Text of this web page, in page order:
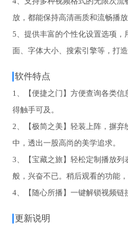
放，都能保持高清画质和流畅播
5、提供丰富的个性化设置选项
面、字体大小、搜索引擎等，打造
软件特点
1、【便捷之门】方便查询各类
得触手可及。
2、【极简之美】轻装上阵，摒弃
中，透出一股高尚的美学追求。
3、【宝藏之旅】轻松定制播放
般，兴奋不已。稍后观看的功能
4、【随心所播】一键解锁视频链
更新说明